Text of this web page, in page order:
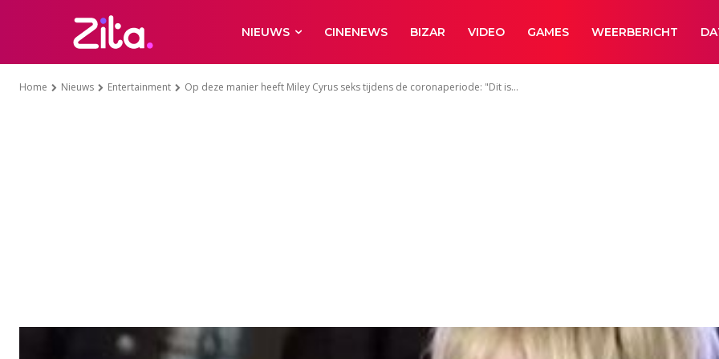
NIEUWS CINENEWS BIZAR VIDEO GAMES WEERBERICHT
Home Nieuws Entertainment Op deze manier heeft Miley Cyrus seks tijdens de coronaperiode: "Dit is...